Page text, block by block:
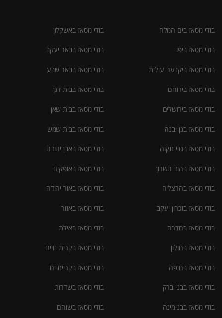
בודי מסאז בים המלח
בודי מסאז ביפו
בודי מסאז ביקנעם עילית
בודי מסאז בירוחם
בודי מסאז בירושלים
בודי מסאז בגן יבנה
בודי מסאז בגני תקוה
בודי מסאז בהוד השרון
בודי מסאז בהרצליה
בודי מסאז בזכרון יעקב
בודי מסאז בחדרה
בודי מסאז בחולון
בודי מסאז בחיפה
בודי מסאז בבני ברק
בודי מסאז בבנימינה
בודי מסאז באשקלון
בודי מסאז בבאר יעקב
בודי מסאז בבאר שבע
בודי מסאז בבית דגן
בודי מסאז בבית שאן
בודי מסאז בבית שמש
בודי מסאז באבן יהודה
בודי מסאז באופקים
בודי מסאז באור יהודה
בודי מסאז באזור
בודי מסאז באילת
בודי מסאז בקרית חיים
בודי מסאז בקריית ים
בודי מסאז בשדרות
בודי מסאז בשוהם